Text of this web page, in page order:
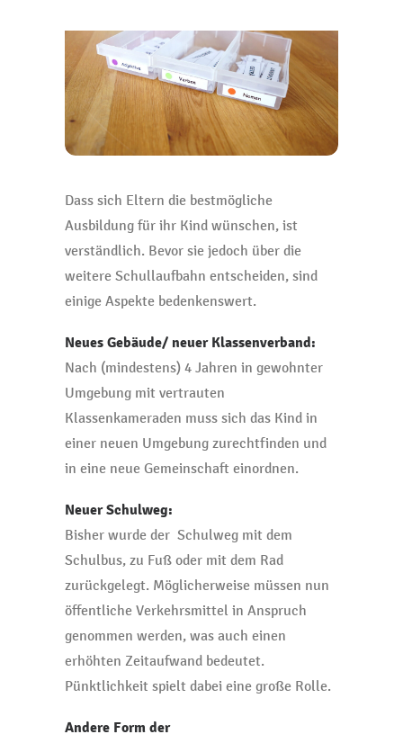
Dass sich Eltern die bestmögliche
Ausbildung für ihr Kind wünschen, ist
verständlich. Bevor sie jedoch über die
weitere Schullaufbahn entscheiden, sind
einige Aspekte bedenkenswert.
Neues Gebäude/ neuer Klassenverband:
Nach (mindestens) 4 Jahren in gewohnter
Umgebung mit vertrauten
Klassenkameraden muss sich das Kind in
einer neuen Umgebung zurechtfinden und
in eine neue Gemeinschaft einordnen.
Neuer Schulweg:
Bisher wurde der Schulweg mit dem
Schulbus, zu Fuß oder mit dem Rad
zurückgelegt. Möglicherweise müssen nun
öffentliche Verkehrsmittel in Anspruch
genommen werden, was auch einen
erhöhten Zeitaufwand bedeutet.
Pünktlichkeit spielt dabei eine große Rolle.
Andere Form der